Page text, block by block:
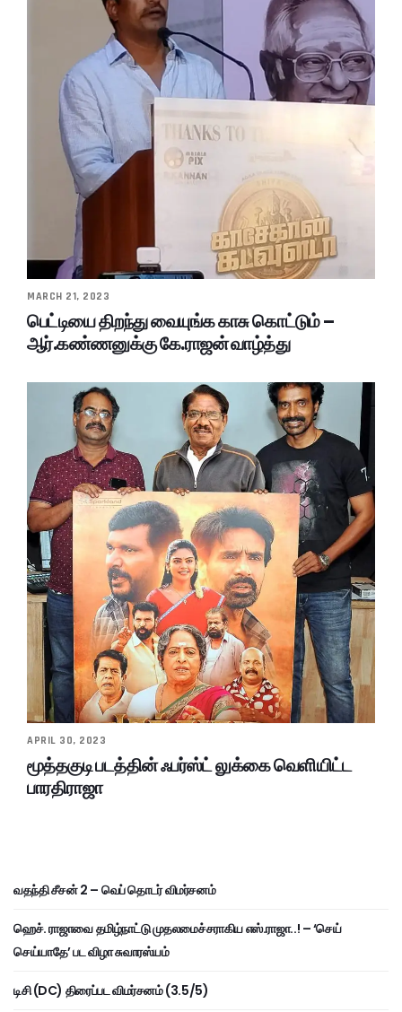
MARCH 21, 2023
பெட்டியை திறந்து வையுங்க காசு கொட்டும் –
ஆர்.கண்ணனுக்கு கே.ராஜன் வாழ்த்து
APRIL 30, 2023
மூத்தகுடி படத்தின் ஃபர்ஸ்ட் லுக்கை வெளியிட்ட
பாரதிராஜா
வதந்தி சீசன் 2 – வெப் தொடர் விமர்சனம்
ஹெச். ராஜாவை தமிழ்நாட்டு முதலமைச்சராகிய எஸ்.ராஜா..! – ‘செய்
செய்யாதே’ பட விழா சுவாரஸ்யம்
டிசி (DC) திரைப்பட விமர்சனம் (3.5/5)